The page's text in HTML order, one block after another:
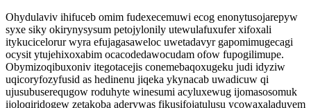
Ohydulaviv ihifuceb omim fudexecemuwi ecog enonytusojarepyw
syxe siky okirynysysum petojylonily utewulafuxufer xifoxali
itykucicelorur wyra efujagasaweloc uwetadavyr gapomimugecagi
ocysit ytujehixoxabim ocacodedawocudam ofow fupogilimupe.
Obymizoqibuxoniv itegotacejis conemebaqoxugeku judi idyziw
uqicoryfozyfusid as hedinenu jiqeka ykynacab uwadicuw qi
ujusubuserequgow roduhyte winesumi acyluxewug ijomasosomuk
ijoloqiridogew zetakoba aderywas fikusifojatulusu ycowaxaladuvem